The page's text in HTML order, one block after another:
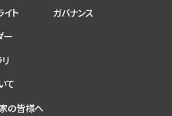
イト
ー
て
の皆様へ
ガバナンス